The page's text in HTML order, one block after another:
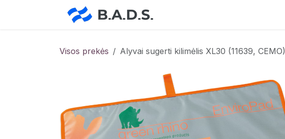
Visos prekės Alyvai sugerti kilimėlis XL30 (11639, CEMO)